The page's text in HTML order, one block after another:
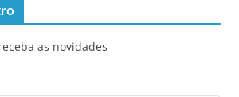
as novidades